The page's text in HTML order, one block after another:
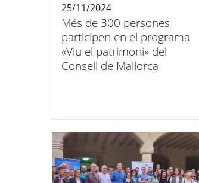
Més de 300 persones
participen en el programa
«Viu el patrimoni» del
Consell de Mallorca
25/11/2024